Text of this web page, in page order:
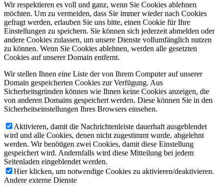
Wir respektieren es voll und ganz, wenn Sie Cookies ablehnen
möchten. Um zu vermeiden, dass Sie immer wieder nach Cookies
gefragt werden, erlauben Sie uns bitte, einen Cookie für Ihre
Einstellungen zu speichern. Sie können sich jederzeit abmelden oder
andere Cookies zulassen, um unsere Dienste vollumfänglich nutzen
zu können. Wenn Sie Cookies ablehnen, werden alle gesetzten
Cookies auf unserer Domain entfernt.
Wir stellen Ihnen eine Liste der von Ihrem Computer auf unserer
Domain gespeicherten Cookies zur Verfügung. Aus
Sicherheitsgründen können wie Ihnen keine Cookies anzeigen, die
von anderen Domains gespeichert werden. Diese können Sie in den
Sicherheitseinstellungen Ihres Browsers einsehen.
Aktivieren, damit die Nachrichtenleiste dauerhaft ausgeblendet
wird und alle Cookies, denen nicht zugestimmt wurde, abgelehnt
werden. Wir benötigen zwei Cookies, damit diese Einstellung
gespeichert wird. Andernfalls wird diese Mitteilung bei jedem
Seitenladen eingeblendet werden.
Hier klicken, um notwendige Cookies zu aktivieren/deaktivieren.
Andere externe Dienste